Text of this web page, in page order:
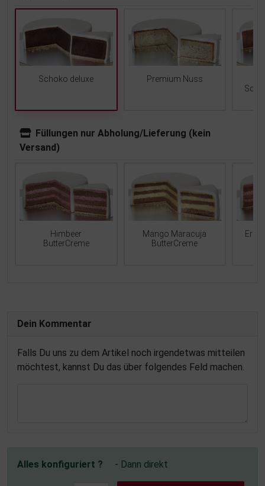
Schoko deluxe
Premium Nuss
Füllungen nur Abholung/Lieferung (kein
Versand)
Himbeer
ButterCreme
Mango Maracuja
ButterCreme
Dein Kommentar
Falls Du uns zu dem Artikel noch irgendetwas mitteilen
möchtest, kannst Du das über folgendes Feld machen.
Alles konfiguriert ? - Dann direkt